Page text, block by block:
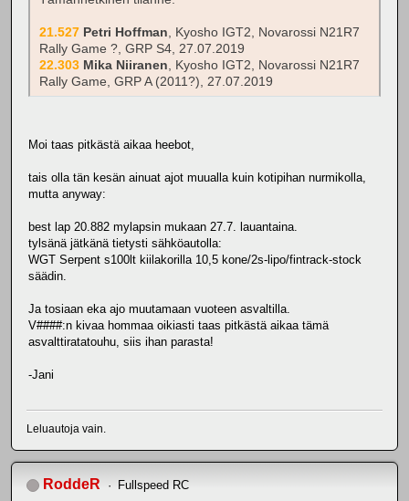
21.527 Petri Hoffman , Kyosho IGT2, Novarossi N21R7
Rally Game ?, GRP S4, 27.07.2019
22.303 Mika Niiranen , Kyosho IGT2, Novarossi N21R7
Rally Game, GRP A (2011?), 27.07.2019
Moi taas pitkästä aikaa heebot,
tais olla tän kesän ainuat ajot muualla kuin kotipihan nurmikolla,
mutta anyway:
best lap 20.882 mylapsin mukaan 27.7. lauantaina.
tylsänä jätkänä tietysti sähköautolla:
WGT Serpent s100lt kiilakorilla 10,5 kone/2s-lipo/fintrack-stock
säädin.
Ja tosiaan eka ajo muutamaan vuoteen asvaltilla.
V####:n kivaa hommaa oikiasti taas pitkästä aikaa tämä
asvalttiratatouhu, siis ihan parasta!
-Jani
Leluautoja vain.
RoddeR Fullspeed RC